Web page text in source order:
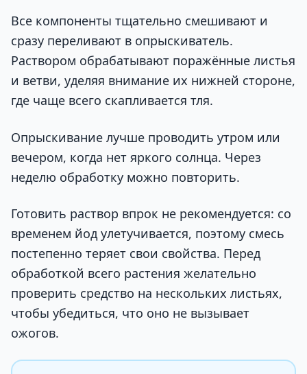
Все компоненты тщательно смешивают и
сразу переливают в опрыскиватель.
Раствором обрабатывают поражённые листья
и ветви, уделяя внимание их нижней стороне,
где чаще всего скапливается тля.
Опрыскивание лучше проводить утром или
вечером, когда нет яркого солнца. Через
неделю обработку можно повторить.
Готовить раствор впрок не рекомендуется: со
временем йод улетучивается, поэтому смесь
постепенно теряет свои свойства. Перед
обработкой всего растения желательно
проверить средство на нескольких листьях,
чтобы убедиться, что оно не вызывает
ожогов.